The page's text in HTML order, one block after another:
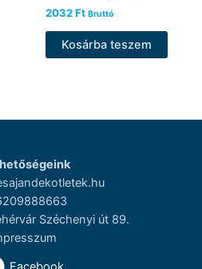
2032Ft Bruttó
Kosárba teszem
Széchenyi út 89.